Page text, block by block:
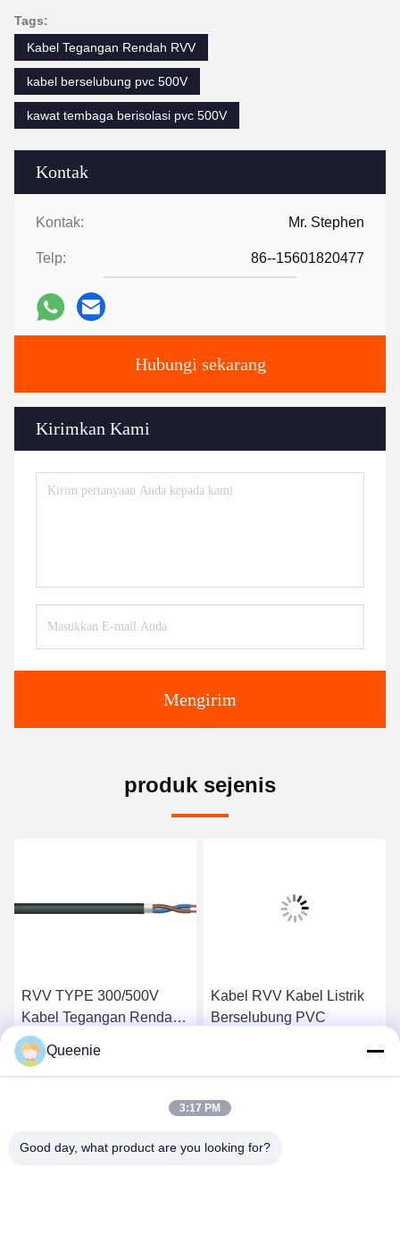
Kontak
Kontak: Mr. Stephen
Telp: 86--15601820477
Hubungi sekarang
Kirimkan Kami
Mengirim
Tags:
Kabel Tegangan Rendah RVV
kabel berselubung pvc 500V
kawat tembaga berisolasi pvc 500V
produk sejenis
RVV TYPE 300/500V
Kabel Tegangan Rendah
GB T5023.5 Kabel
Fleksibel Berselubung
PVCDapatkan Harga Terbaik
Kabel RVV Kabel Listrik
Berselubung PVC
Dapatkan Harga Terbaik
Queenie
3:17 PM
Good day, what product are you looking for?